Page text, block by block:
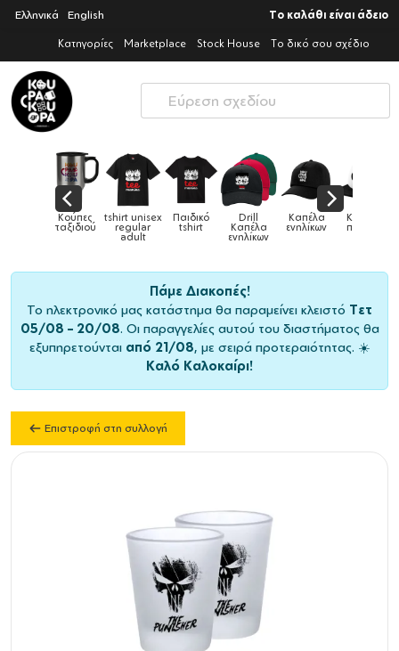
Ελληνικά English Το καλάθι είναι άδειο
Κατηγορίες Marketplace Stock House Το δικό σου σχέδιο
Drill
Καπέλα
Καπέλα
ενηλίκων
Καπέλα
παιδικά Κούπες Κούπες
ειδικές
Πάμε Διακοπές!
Το ηλεκτρονικό μας κατάστημα θα παραμείνει κλειστό Τετ
05/08 – 20/08. Οι παραγγελίες αυτού του διαστήματος θα
εξυπηρετούνται από 21/08, με σειρά προτεραιότητας. ☀️
Καλό Καλοκαίρι!
Επιστροφή στη συλλογή